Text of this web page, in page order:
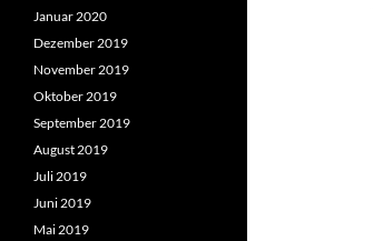
Januar 2020
Dezember 2019
November 2019
Oktober 2019
September 2019
August 2019
Juli 2019
Juni 2019
Mai 2019